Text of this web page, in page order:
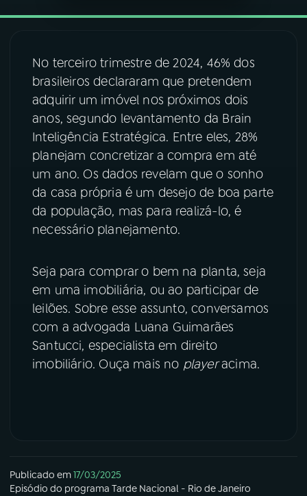
07ÚLTIMAS
FESTIVAL DE MÚSICA
ACOMPANHE A RÁDIO NACIONAL
Facebook
Instagram X
TikTok
No terceiro trimestre de 2024, 46% dos
brasileiros declararam que pretendem
adquirir um imóvel nos próximos dois
anos, segundo levantamento da Brain
Inteligência Estratégica. Entre eles, 28%
planejam concretizar a compra em até
um ano. Os dados revelam que o sonho
da casa própria é um desejo de boa parte
da população, mas para realizá-lo, é
necessário planejamento.
Seja para comprar o bem na planta, seja
em uma imobiliária, ou ao participar de
leilões. Sobre esse assunto, conversamos
com a advogada Luana Guimarães
Santucci, especialista em direito
imobiliário. Ouça mais no playeracima.
Publicado em17/03/2025
Episódio do programa Tarde Nacional - Rio de Janeiro